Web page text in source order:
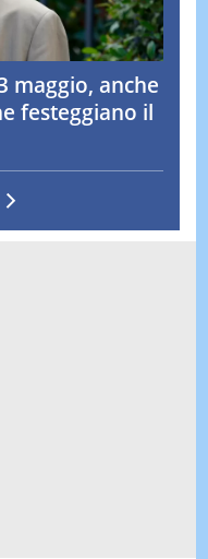
maggio, anche
festeggiano il